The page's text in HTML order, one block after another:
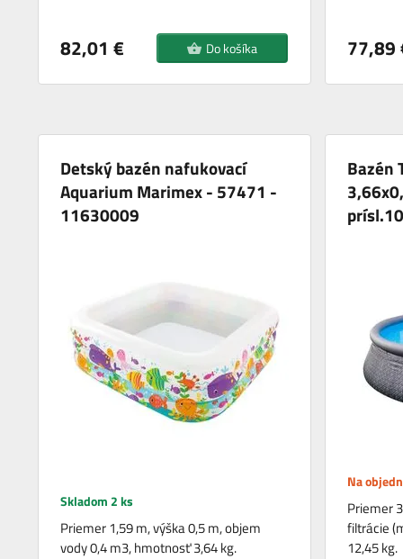
82,01 € Do košíka 77,89
Detský bazén nafukovací
Aquarium Marimex - 57471 -
11630009
Skladom 2 ks
Priemer 1,59 m, výška 0,5 m, objem
vody 0,4 m3, hmotnosť 3,64 kg.
Bazén
Na
Priemer
filtrácie
12,45 kg.